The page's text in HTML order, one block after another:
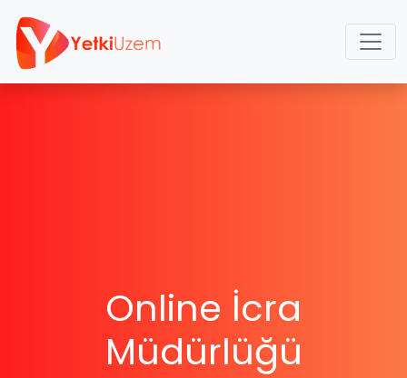
Online İcra
Müdürlüğü